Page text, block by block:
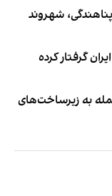
۵ ماه پس از پناهندگی، شهروند
گرفتار کرده
به زیرساخت‌های